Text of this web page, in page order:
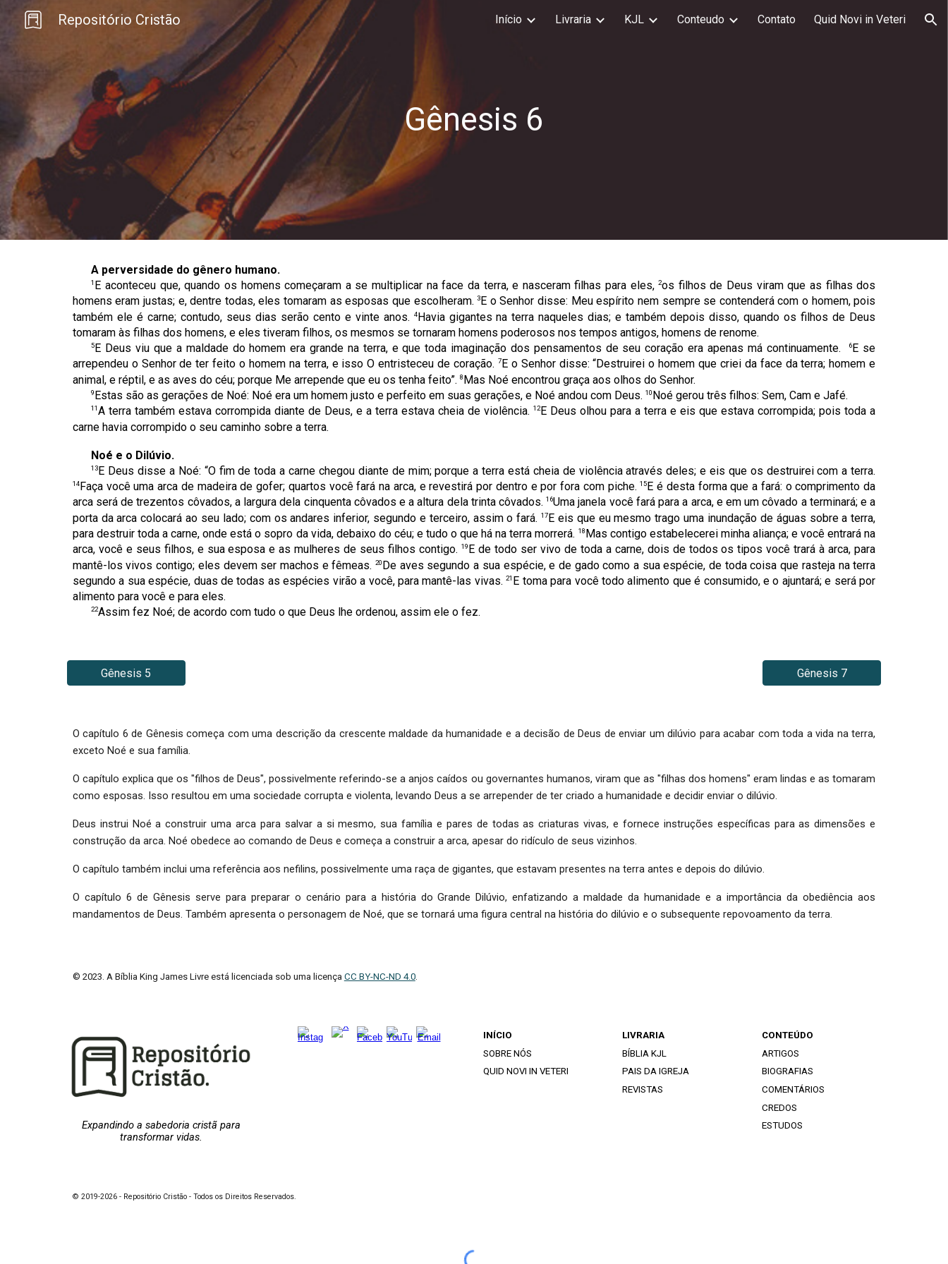
Skip to main content Skip to navigation
Repositório Cristão Início Livraria KJL Conteudo Contato Quid Novi in Veteri
Gênesis 6
A perversidade do gênero humano.
1 E aconteceu que, quando os homens começaram a se multiplicar na face da terra, e nasceram filhas para eles,2os filhos de Deus viram que as filhas dos
homens eram justas; e, dentre todas, eles tomaram as esposas que escolheram.3 E o Senhor disse: Meu espírito nem sempre se contenderá com o homem, pois
também ele é carne; contudo, seus dias serão cento e vinte anos.
4Havia gigantes na terra naqueles dias; e também depois disso, quando os filhos de Deus
tomaram às filhas dos homens, e eles tiveram filhos, os mesmos se tornaram homens poderosos nos tempos antigos, homens de renome.
5 E Deus viu que a maldade do homem era grande na terra, e que toda imaginação dos pensamentos de seu coração era apenas má continuamente. 6 E se
arrependeu o Senhor de ter feito o homem na terra, e isso O entristeceu de coração. 7E o Senhor disse: “Destruirei o homem que criei da face da terra; homem e
animal, e réptil, e as aves do céu; porque Me arrepende que eu os tenha feito”. 8Mas Noé encontrou graça aos olhos do Senhor.
9 Estas são as gerações de Noé: Noé era um homem justo e perfeito em suas gerações, e Noé andou com Deus.10 Noé gerou três filhos: Sem, Cam e Jafé.
11 A terra também estava corrompida diante de Deus, e a terra estava cheia de violência.12E Deus olhou para a terra e eis que estava corrompida; pois toda a
carne havia corrompido o seu caminho sobre a terra.
Noé e o Dilúvio.
13E Deus disse a Noé: “O fim de toda a carne chegou diante de mim; porque a terra está cheia de violência através deles; e eis que os destruirei com a terra.
14Faça você uma arca de madeira de gofer; quartos você fará na arca, e revestirá por dentro e por fora com piche.15 E é desta forma que a fará: o comprimento da
arca será de trezentos côvados, a largura dela cinquenta côvados e a altura dela trinta côvados.16Uma janela você fará para a arca, e em um côvado a terminará; e a
porta da arca colocará ao seu lado; com os andares inferior, segundo e terceiro, assim o fará.17E eis que eu mesmo trago uma inundação de águas sobre a terra,
para destruir toda a carne, onde está o sopro da vida, debaixo do céu; e tudo o que há na terra morrerá. 18 Mas contigo estabelecerei minha aliança; e você entrará na
arca, você e seus filhos, e sua esposa e as mulheres de seus filhos contigo.19 E de todo ser vivo de toda a carne, dois de todos os tipos você trará à arca, para
mantê-los vivos contigo; eles devem ser machos e fêmeas.20De aves segundo a sua espécie, e de gado como a sua espécie, de toda coisa que rasteja na terra
segundo a sua espécie, duas de todas as espécies virão a você, para mantê-las vivas.21 E toma para você todo alimento que é consumido, e o ajuntará; e será por
alimento para você e para eles.
22Assim fez Noé; de acordo com tudo o que Deus lhe ordenou, assim ele o fez.
Gênesis 5 Gênesis 7
O capítulo 6 de Gênesis começa com uma descrição da crescente maldade da humanidade e a decisão de Deus de enviar um dilúvio para acabar com toda a vida na terra,
exceto Noé e sua família.
O capítulo explica que os "filhos de Deus", possivelmente referindo-se a anjos caídos ou governantes humanos, viram que as "filhas dos homens" eram lindas e as tomaram
como esposas. Isso resultou em uma sociedade corrupta e violenta, levando Deus a se arrepender de ter criado a humanidade e decidir enviar o dilúvio.
Deus instrui Noé a construir uma arca para salvar a si mesmo, sua família e pares de todas as criaturas vivas, e fornece instruções específicas para as dimensões e
construção da arca. Noé obedece ao comando de Deus e começa a construir a arca, apesar do ridículo de seus vizinhos.
O capítulo também inclui uma referência aos nefilins, possivelmente uma raça de gigantes, que estavam presentes na terra antes e depois do dilúvio.
O capítulo 6 de Gênesis serve para preparar o cenário para a história do Grande Dilúvio, enfatizando a maldade da humanidade e a importância da obediência aos
mandamentos de Deus. Também apresenta o personagem de Noé, que se tornará uma figura central na história do dilúvio e o subsequente repovoamento da terra.
© 2023. A Bíblia King James Livre está licenciada sob uma licença CC BY-NC-ND 4.0.
Expandindo a sabedoria cristã para
transformar vidas.
INÍCIO
SOBRE NÓS
QUID NOVI IN VETERI
LIVRARIA
BÍBLIA KJL
PAIS DA IGREJA
REVISTAS
CONTEÚDO
ARTIGOS
BIOGRAFIAS
COMENTÁRIOS
CREDOS
ESTUDOS
© 2019-2026 - Repositório Cristão - Todos os Direitos Reservados.